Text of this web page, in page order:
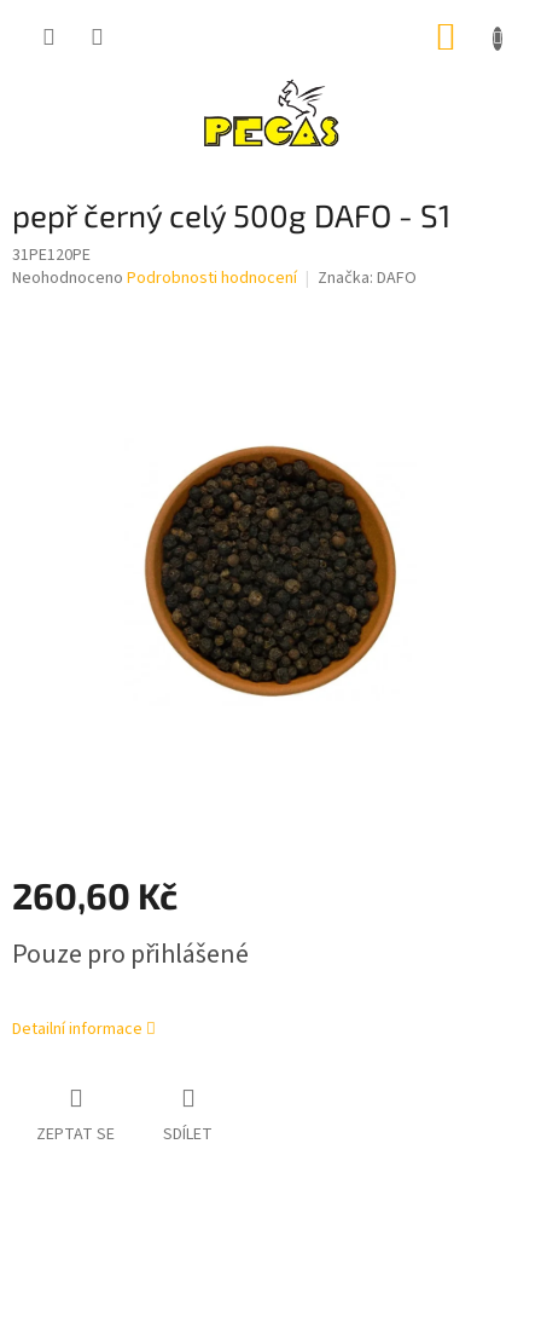
pepř černý celý 500g DAFO - S1
31PE120PE
Průměrné
Neohodnoceno Podrobnosti hodnocení Značka: DAFO
260,60 Kč
cena:
Pouze pro přihlášené
Detailní informace
ZEPTAT SE SDÍLET